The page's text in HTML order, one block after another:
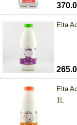
Elta
Elta
1L